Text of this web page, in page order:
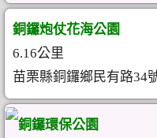
銅鑼炮仗花海公園
6.16公里
苗栗縣銅鑼鄉民有路34
銅鑼環保公園